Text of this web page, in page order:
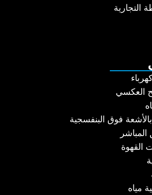
التجارية
العكسي
بالأشعة فوق البنفسجية
المباشر
القهوة
مياه